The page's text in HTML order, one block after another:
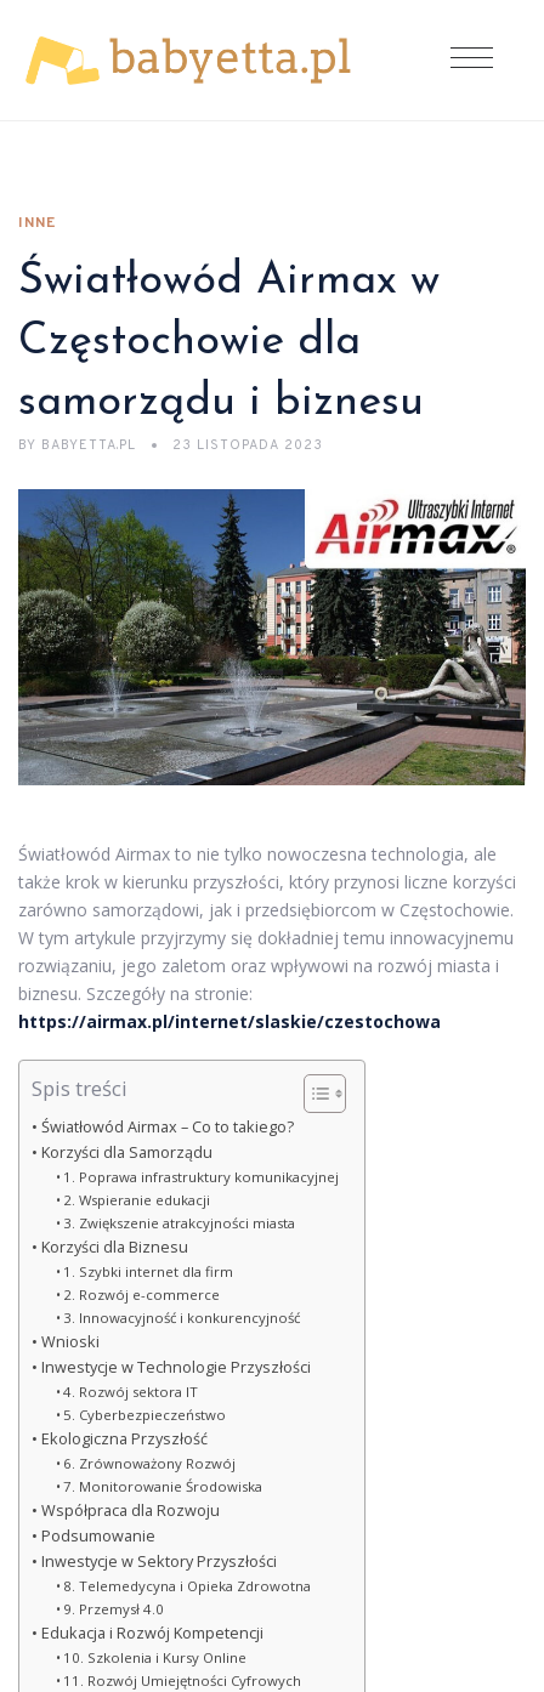
INNE
Światłowód Airmax w
Częstochowie dla
samorządu i biznesu
BY BABYETTA.PL 23 LISTOPADA 2023
Światłowód Airmax to nie tylko nowoczesna technologia, ale
także krok w kierunku przyszłości, który przynosi liczne korzyści
zarówno samorządowi, jak i przedsiębiorcom w Częstochowie.
W tym artykule przyjrzymy się dokładniej temu innowacyjnemu
rozwiązaniu, jego zaletom oraz wpływowi na rozwój miasta i
biznesu. Szczegóły na stronie:
https://airmax.pl/internet/slaskie/czestochowa
Spis treści
Światłowód Airmax – Co to takiego?
Korzyści dla Samorządu
1. Poprawa infrastruktury komunikacyjnej
2. Wspieranie edukacji
3. Zwiększenie atrakcyjności miasta
Korzyści dla Biznesu
1. Szybki internet dla firm
2. Rozwój e-commerce
3. Innowacyjność i konkurencyjność
Wnioski
Inwestycje w Technologie Przyszłości
4. Rozwój sektora IT
5. Cyberbezpieczeństwo
Ekologiczna Przyszłość
6. Zrównoważony Rozwój
7. Monitorowanie Środowiska
Współpraca dla Rozwoju
Podsumowanie
Inwestycje w Sektory Przyszłości
8. Telemedycyna i Opieka Zdrowotna
9. Przemysł 4.0
Edukacja i Rozwój Kompetencji
10. Szkolenia i Kursy Online
11. Rozwój Umiejętności Cyfrowych